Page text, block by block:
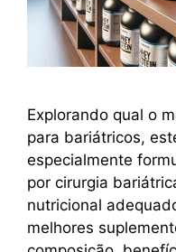
Explorando qual o
para bariátricos,
especialmente
por cirurgia
nutricional
melhores